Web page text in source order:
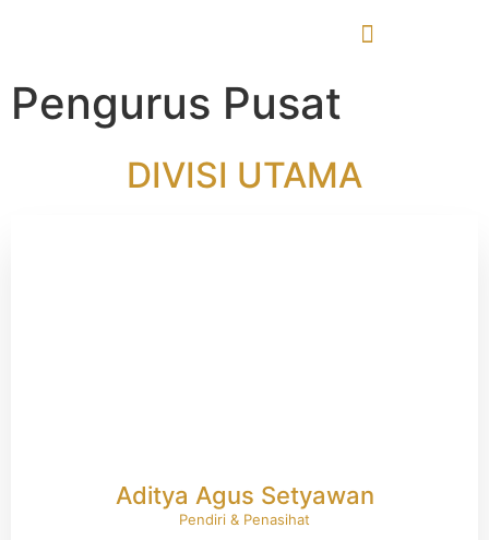
Pengurus Pusat
DIVISI UTAMA
Aditya Agus Setyawan
Pendiri & Penasihat